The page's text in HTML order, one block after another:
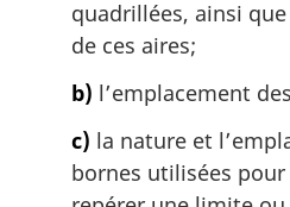
quadrillées, ainsi
de ces aires;
b) l’emplacement
c) la nature et
bornes utilisées